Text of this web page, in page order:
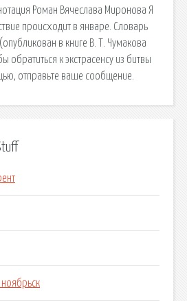
Роман Вячеслава Миронова Я
происходит в январе. Словарь
в книге В. Т. Чумакова
обратиться к экстрасенсу из битвы
отправьте ваше сообщение.
ноябрьск